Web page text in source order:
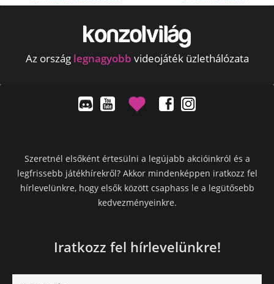
Az ország legnagyobb videojáték üzlethálózata
Szeretnél elsőként értesülni a legújabb akcióinkról és a
legfrissebb játékhírekről? Akkor mindenképpen iratkozz fel
hírlevelünkre, hogy elsők között csaphass le a legütősebb
kedvezményeinkre.
Iratkozz fel hírlevelünkre!